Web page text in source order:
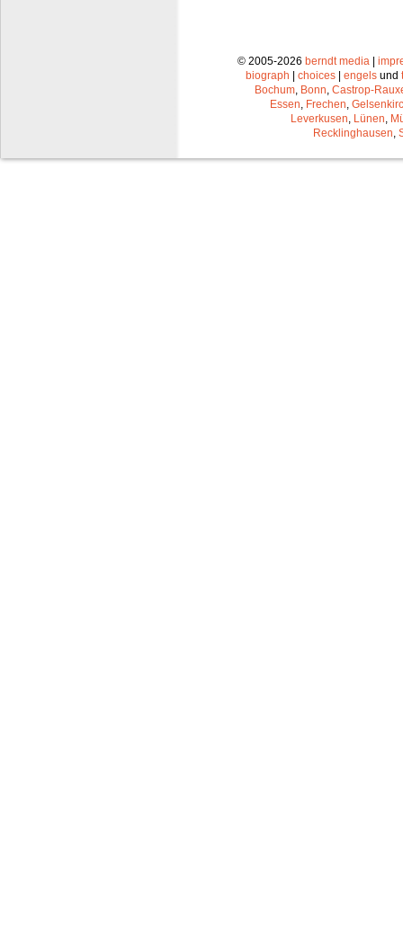
© 2005-2026 berndt media |
biograph | choices | engels und
Bochum Bonn Castrop-
Essen Frechen
Leverkusen Lünen
Recklinghausen